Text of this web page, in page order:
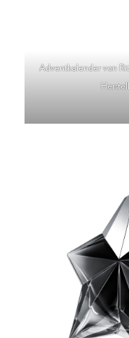
Adventkalender von